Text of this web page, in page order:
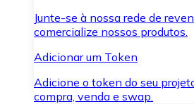
Junte-se à nossa rede de
comercialize nossos produtos.
Adicionar um Token
Adicione o token do seu
compra, venda e swap.